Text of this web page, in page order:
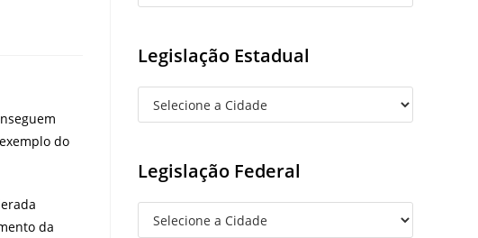
do
da
Legislação Estadual
Legislação Federal